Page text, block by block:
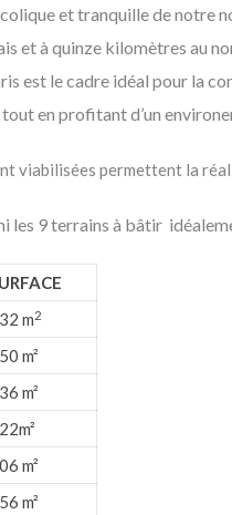
et tranquille de notre
et à quinze kilomètres au
est le cadre idéal pour la
en profitant d’un
viabilisées permettent la
les 9 terrains à bâtir
m2
m²
m²
m²
m²